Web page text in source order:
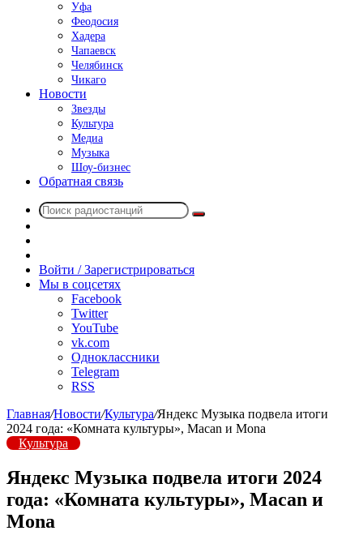
Уфа
Феодосия
Хадера
Чапаевск
Челябинск
Чикаго
Новости
Звезды
Культура
Медиа
Музыка
Шоу-бизнес
Обратная связь
Поиск
радио
Войти / Зарегистрироваться
Мы в соцсетях
Facebook
Twitter
YouTube
vk.com
Одноклассники
Telegram
RSS
Главная/Новости/Культура/Яндекс Музыка подвела итоги
2024 года: «Комната культуры», Macan и Mona
Культура
Яндекс Музыка подвела итоги 2024
года: «Комната культуры», Macan и
Mona